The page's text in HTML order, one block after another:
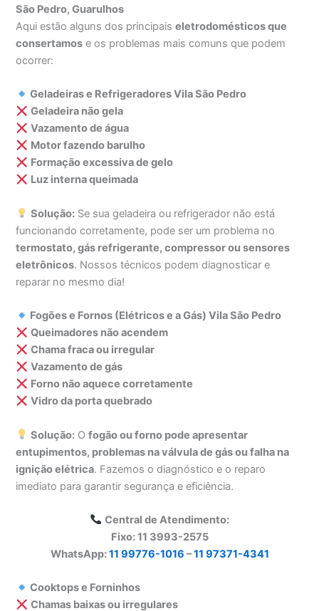
São Pedro, Guarulhos
Aqui estão alguns dos principaiseletrodomésticos que
consertamos e os problemas mais comuns que podem
ocorrer:
Geladeiras e Refrigeradores Vila São Pedro
Geladeira não gela
Vazamento de água
Motor fazendo barulho
Formação excessiva de gelo
Luz interna queimada
Solução: Se sua geladeira ou refrigerador não está
funcionando corretamente, pode ser um problema no
termostato, gás refrigerante, compressor ou sensores
eletrônicos. Nossos técnicos podem diagnosticar e
reparar no mesmo dia!
Fogões e Fornos (Elétricos e a Gás) Vila São Pedro
Queimadores não acendem
Chama fraca ou irregular
Vazamento de gás
Forno não aquece corretamente
Vidro da porta quebrado
Solução: Ofogão ou forno pode apresentar
entupimentos, problemas na válvula de gás ou falha na
ignição elétrica. Fazemos o diagnóstico e o reparo
imediato para garantir segurança e eficiência.
Central de Atendimento:
Fixo: 11 3993-2575
WhatsApp:11 99776-1016 –11 97371-4341
Cooktops e Forninhos
Chamas baixas ou irregulares